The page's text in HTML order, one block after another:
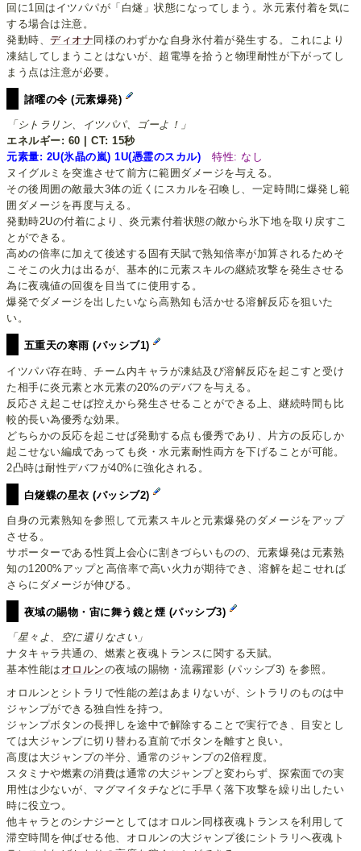
回に1回はイツパパが「白燧」状態になってしまう。氷元素付着を気に
する場合は注意。
発動時、ディオナ 同様のわずかな自身氷付着が発生する。これにより
凍結してしまうことはないが、超電導を拾うと物理耐性が下がってし
まう点は注意が必要。
諸曜の令 (元素爆発)
「シトラリン、イツパパ、ゴーよ！」
エネルギー: 60 | CT: 15秒
元素量: 2U(氷晶の嵐) 1U(憑霊のスカル)
特性: なし
ヌイグルミを突進させて前方に範囲ダメージを与える。
その後周囲の敵最大3体の近くにスカルを召喚し、一定時間に爆発し範
囲ダメージを再度与える。
発動時2Uの付着により、炎元素付着状態の敵から氷下地を取り戻すこ
とができる。
高めの倍率に加えて後述する固有天賦で熟知倍率が加算されるためそ
こそこの火力は出るが、基本的に元素スキルの継続攻撃を発生させる
為に夜魂値の回復を目当てに使用する。
爆発でダメージを出したいなら高熟知も活かせる溶解反応を狙いた
い。
五重天の寒雨 (パッシブ1)
イツパパ存在時、チーム内キャラが凍結及び溶解反応を起こすと受け
た相手に炎元素と水元素の20%のデバフを与える。
反応さえ起こせば控えから発生させることができる上、継続時間も比
較的長い為優秀な効果。
どちらかの反応を起こせば発動する点も優秀であり、片方の反応しか
起こせない編成であっても炎・水元素耐性両方を下げることが可能。
2凸時は耐性デバフが40%に強化される。
白燧蝶の星衣 (パッシブ2)
自身の元素熟知を参照して元素スキルと元素爆発のダメージをアップ
させる。
サポーターである性質上会心に割きづらいものの、元素爆発は元素熟
知の1200%アップと高倍率で高い火力が期待でき、溶解を起こせれば
さらにダメージが伸びる。
夜域の賜物・宙に舞う鏡と煙 (パッシブ3)
「星々よ、空に還りなさい」
ナタキャラ共通の、燃素と夜魂トランスに関する天賦。
基本性能は オロルンの夜域の賜物・流霧躍影 (パッシブ3) を参照。
オロルンとシトラリで性能の差はあまりないが、シトラリのものは中
ジャンプができる独自性を持つ。
ジャンプボタンの長押しを途中で解除することで実行でき、目安とし
ては大ジャンプに切り替わる直前でボタンを離すと良い。
高度は大ジャンプの半分、通常のジャンプの2倍程度。
スタミナや燃素の消費は通常の大ジャンプと変わらず、探索面での実
用性は少ないが、マグマイタチなどに手早く落下攻撃を繰り出したい
時に役立つ。
他キャラとのシナジーとしてはオロルン同様夜魂トランスを利用して
滞空時間を伸ばせる他、オロルンの大ジャンプ後にシトラリへ夜魂ト